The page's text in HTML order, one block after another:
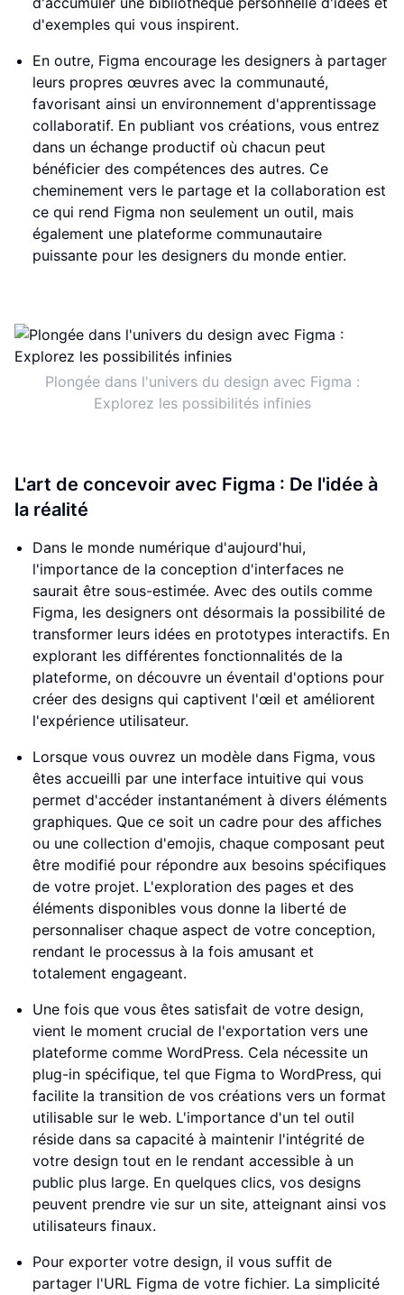
d'exemples qui vous inspirent.
En outre, Figma encourage les designers à partager
leurs propres œuvres avec la communauté,
favorisant ainsi un environnement d'apprentissage
collaboratif. En publiant vos créations, vous entrez
dans un échange productif où chacun peut
bénéficier des compétences des autres. Ce
cheminement vers le partage et la collaboration est
ce qui rend Figma non seulement un outil, mais
également une plateforme communautaire
puissante pour les designers du monde entier.
Plongée dans l'univers du design avec Figma :
Explorez les possibilités infinies
L'art de concevoir avec Figma : De l'idée à
la réalité
Dans le monde numérique d'aujourd'hui,
l'importance de la conception d'interfaces ne
saurait être sous-estimée. Avec des outils comme
Figma, les designers ont désormais la possibilité de
transformer leurs idées en prototypes interactifs. En
explorant les différentes fonctionnalités de la
plateforme, on découvre un éventail d'options pour
créer des designs qui captivent l'œil et améliorent
l'expérience utilisateur.
Lorsque vous ouvrez un modèle dans Figma, vous
êtes accueilli par une interface intuitive qui vous
permet d'accéder instantanément à divers éléments
graphiques. Que ce soit un cadre pour des affiches
ou une collection d'emojis, chaque composant peut
être modifié pour répondre aux besoins spécifiques
de votre projet. L'exploration des pages et des
éléments disponibles vous donne la liberté de
personnaliser chaque aspect de votre conception,
rendant le processus à la fois amusant et
totalement engageant.
Une fois que vous êtes satisfait de votre design,
vient le moment crucial de l'exportation vers une
plateforme comme WordPress. Cela nécessite un
plug-in spécifique, tel que Figma to WordPress, qui
facilite la transition de vos créations vers un format
utilisable sur le web. L'importance d'un tel outil
réside dans sa capacité à maintenir l'intégrité de
votre design tout en le rendant accessible à un
public plus large. En quelques clics, vos designs
peuvent prendre vie sur un site, atteignant ainsi vos
utilisateurs finaux.
Pour exporter votre design, il vous suffit de
partager l'URL Figma de votre fichier. La simplicité